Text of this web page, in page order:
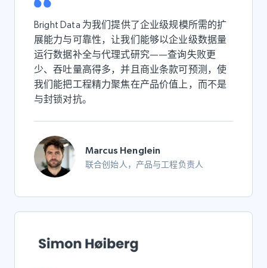
Bright Data 为我们提供了企业级规模所需的扩
展能力与可靠性，让我们能够以企业级数据量
运行数据补全与代理式研究——查询失败更
少、吞吐量高得多，并且商业条款可预测，使
我们能把工程精力聚焦在产品价值上，而不是
与封锁对抗。
Marcus Henglein
联合创始人，产品与工程负责人